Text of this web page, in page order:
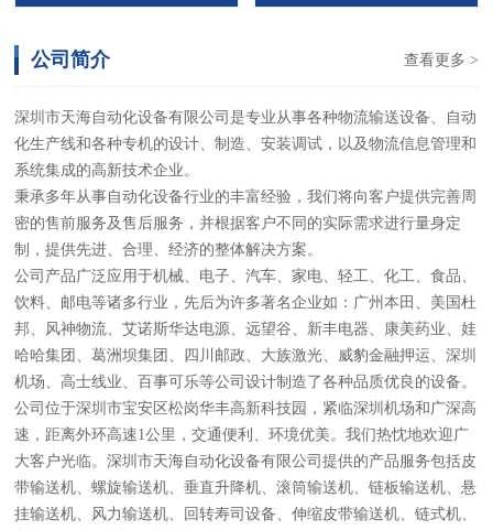
查看更多 >
公司简介
深圳市天海自动化设备有限公司是专业从事各种物流输送设备、自动
化生产线和各种专机的设计、制造、安装调试，以及物流信息管理和
系统集成的高新技术企业。
秉承多年从事自动化设备行业的丰富经验，我们将向客户提供完善周
密的售前服务及售后服务，并根据客户不同的实际需求进行量身定
制，提供先进、合理、经济的整体解决方案。
公司产品广泛应用于机械、电子、汽车、家电、轻工、化工、食品、
饮料、邮电等诸多行业，先后为许多著名企业如：广州本田、美国杜
邦、风神物流、艾诺斯华达电源、远望谷、新丰电器、康美药业、娃
哈哈集团、葛洲坝集团、四川邮政、大族激光、威豹金融押运、深圳
机场、高士线业、百事可乐等公司设计制造了各种品质优良的设备。
公司位于深圳市宝安区松岗华丰高新科技园，紧临深圳机场和广深高
速，距离外环高速1公里，交通便利、环境优美。我们热忱地欢迎广
大客户光临。深圳市天海自动化设备有限公司提供的产品服务包括皮
带输送机、螺旋输送机、垂直升降机、滚筒输送机、链板输送机、悬
挂输送机、风力输送机、回转寿司设备、伸缩皮带输送机、链式机、